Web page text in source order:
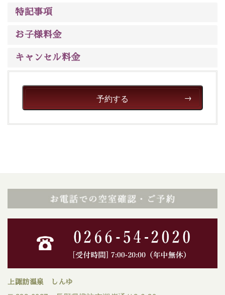
特記事項
お子様料金
キャンセル料金
予約する
上諏訪温泉 しんゆ